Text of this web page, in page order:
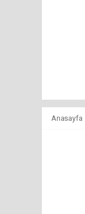
Anasayfa